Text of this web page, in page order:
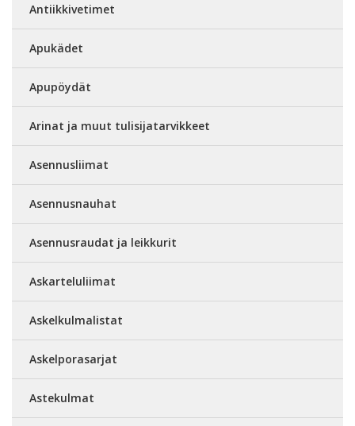
Antiikkivetimet
Apukädet
Apupöydät
Arinat ja muut tulisijatarvikkeet
Asennusliimat
Asennusnauhat
Asennusraudat ja leikkurit
Askarteluliimat
Askelkulmalistat
Askelporasarjat
Astekulmat